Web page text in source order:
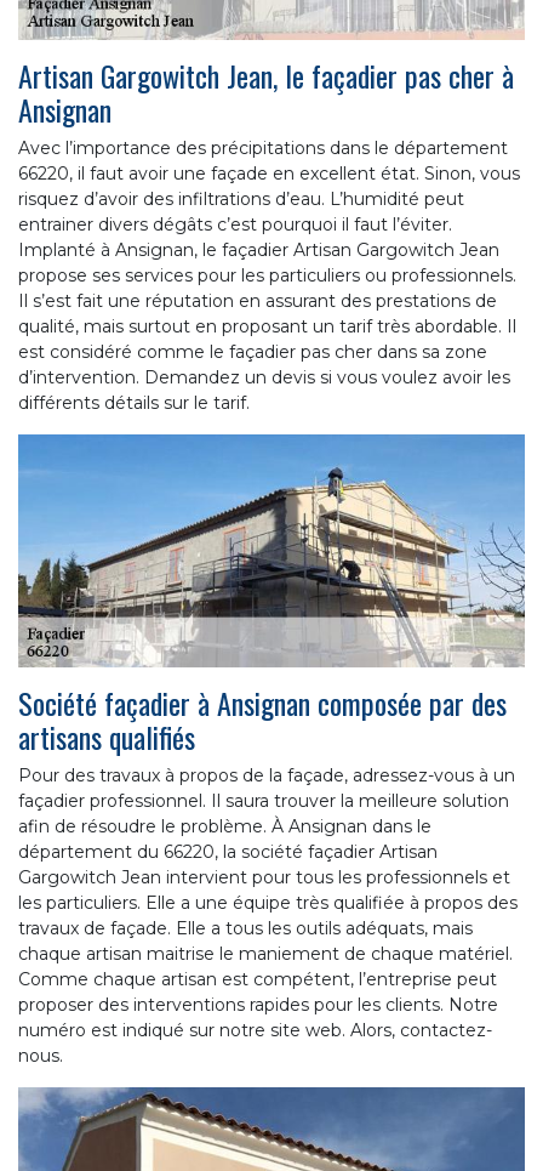
Artisan Gargowitch Jean, le façadier pas cher à
Ansignan
Avec l’importance des précipitations dans le département
66220, il faut avoir une façade en excellent état. Sinon, vous
risquez d’avoir des infiltrations d’eau. L’humidité peut
entrainer divers dégâts c’est pourquoi il faut l’éviter.
Implanté à Ansignan, le façadier Artisan Gargowitch Jean
propose ses services pour les particuliers ou professionnels.
Il s’est fait une réputation en assurant des prestations de
qualité, mais surtout en proposant un tarif très abordable. Il
est considéré comme le façadier pas cher dans sa zone
d’intervention. Demandez un devis si vous voulez avoir les
différents détails sur le tarif.
Société façadier à Ansignan composée par des
artisans qualifiés
Pour des travaux à propos de la façade, adressez-vous à un
façadier professionnel. Il saura trouver la meilleure solution
afin de résoudre le problème. À Ansignan dans le
département du 66220, la société façadier Artisan
Gargowitch Jean intervient pour tous les professionnels et
les particuliers. Elle a une équipe très qualifiée à propos des
travaux de façade. Elle a tous les outils adéquats, mais
chaque artisan maitrise le maniement de chaque matériel.
Comme chaque artisan est compétent, l’entreprise peut
proposer des interventions rapides pour les clients. Notre
numéro est indiqué sur notre site web. Alors, contactez-
nous.